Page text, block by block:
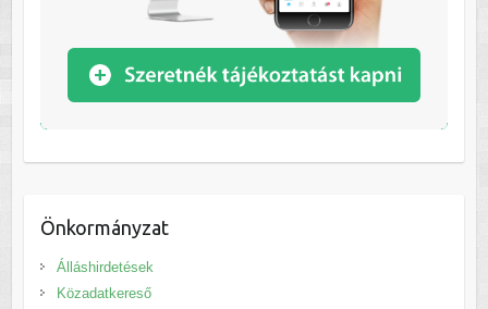
Önkormányzat
Álláshirdetések
Közadatkereső